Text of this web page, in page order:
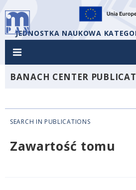
JEDNOSTKA NAUKOWA
BANACH CENTER
SEARCH IN PUBLICATIONS
Zawartość tomu